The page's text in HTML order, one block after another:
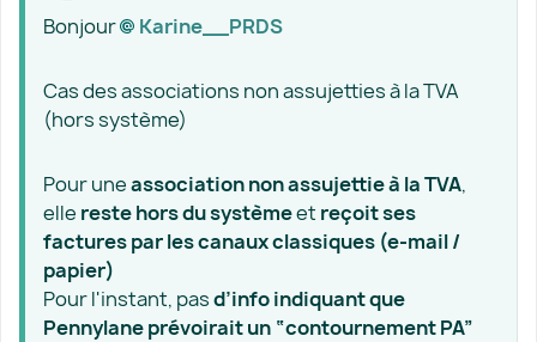
Bonjour Karine__PRDS​
Cas des associations non assujetties à la TVA
(hors système)
Pour uneassociation non assujettie à la TVA,
elle reste hors du systèmeet reçoit ses
factures par les canaux classiques (e‑mail /
papier)
Pour l'instant, pasd’info indiquant que
Pennylane prévoirait un “contournement PA”